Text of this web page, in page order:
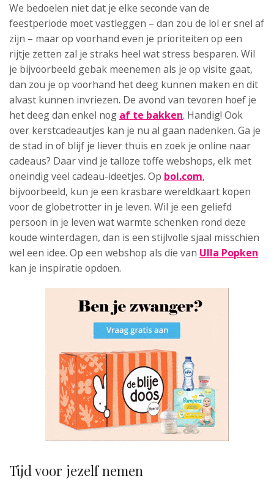
We bedoelen niet dat je elke seconde van de
feestperiode moet vastleggen – dan zou de lol er snel af
zijn – maar op voorhand even je prioriteiten op een
rijtje zetten zal je straks heel wat stress besparen. Wil
je bijvoorbeeld gebak meenemen als je op visite gaat,
dan zou je op voorhand het deeg kunnen maken en dit
alvast kunnen invriezen. De avond van tevoren hoef je
het deeg dan enkel nog af te bakken. Handig! Ook
over kerstcadeautjes kan je nu al gaan nadenken. Ga je
de stad in of blijf je liever thuis en zoek je online naar
cadeaus? Daar vind je talloze toffe webshops, elk met
oneindig veel cadeau-ideetjes. Op bol.com,
bijvoorbeeld, kun je een krasbare wereldkaart kopen
voor de globetrotter in je leven. Wil je een geliefd
persoon in je leven wat warmte schenken rond deze
koude winterdagen, dan is een stijlvolle sjaal misschien
wel een idee. Op een webshop als die van Ulla Popken
kan je inspiratie opdoen.
Tijd voor jezelf nemen